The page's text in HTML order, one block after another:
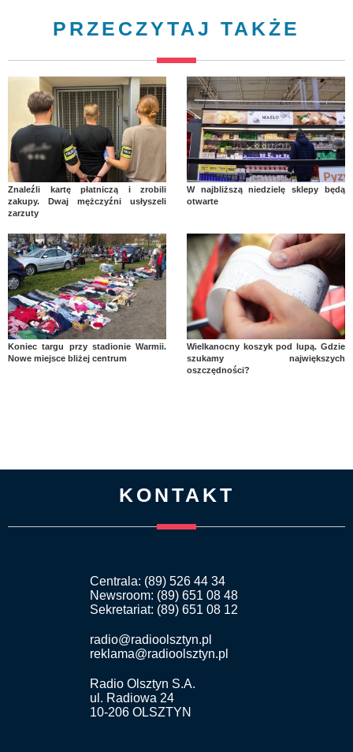
PRZECZYTAJ TAKŻE
Znaleźli kartę płatniczą i zrobili
zakupy. Dwaj mężczyźni usłyszeli
zarzuty
W najbliższą niedzielę sklepy będą
otwarte
Koniec targu przy stadionie Warmii.
Nowe miejsce bliżej centrum
Wielkanocny koszyk pod lupą. Gdzie
szukamy największych
oszczędności?
KONTAKT
Centrala: (89) 526 44 34
Newsroom: (89) 651 08 48
Sekretariat: (89) 651 08 12
radio@radioolsztyn.pl
reklama@radioolsztyn.pl
Radio Olsztyn S.A.
ul. Radiowa 24
10-206 OLSZTYN